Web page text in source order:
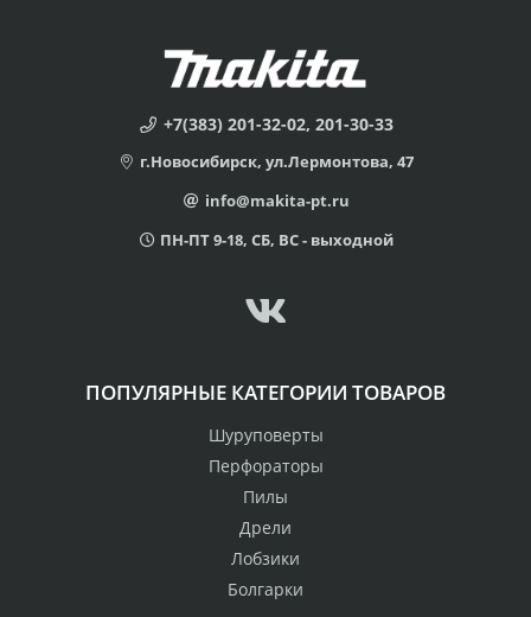
+7(383) 201-32-02, 201-30-33
г.Новосибирск, ул.Лермонтова, 47
info@makita-pt.ru
ПН-ПТ 9-18, СБ, ВС - выходной
ПОПУЛЯРНЫЕ КАТЕГОРИИ ТОВАРОВ
Шуруповерты
Перфораторы
Пилы
Дрели
Лобзики
Болгарки